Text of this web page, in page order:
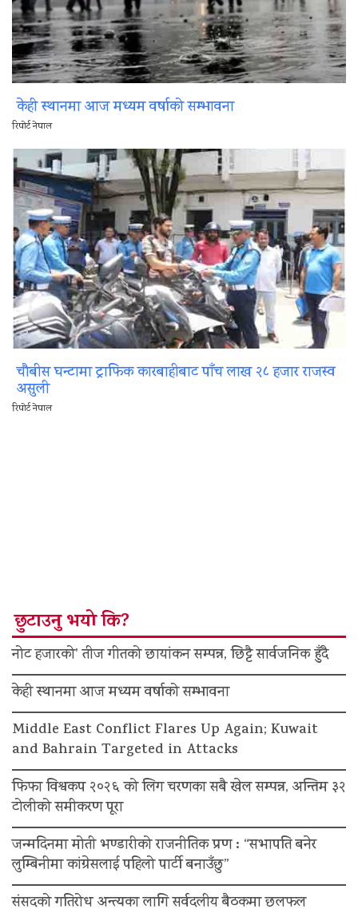
केही स्थानमा आज मध्यम वर्षाको सम्भावना
रिपोर्ट नेपाल
चौबीस घन्टामा ट्राफिक कारबाहीबाट पाँच लाख २८ हजार राजस्व
असुली
रिपोर्ट नेपाल
छुटाउनु भयो कि?
नोट हजारको’ तीज गीतको छायांकन सम्पन्न, छिट्टै सार्वजनिक हुँदै
केही स्थानमा आज मध्यम वर्षाको सम्भावना
Middle East Conflict Flares Up Again; Kuwait
and Bahrain Targeted in Attacks
फिफा विश्वकप २०२६ को लिग चरणका सबै खेल सम्पन्न, अन्तिम ३२
टोलीको समीकरण पूरा
जन्मदिनमा मोती भण्डारीको राजनीतिक प्रण : “सभापति बनेर
लुम्बिनीमा कांग्रेसलाई पहिलो पार्टी बनाउँछु”
संसदको गतिरोध अन्त्यका लागि सर्वदलीय बैठकमा छलफल